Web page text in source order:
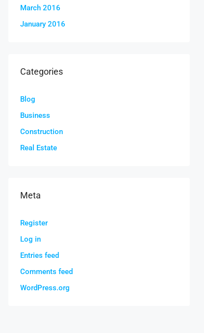
March 2016
January 2016
Categories
Blog
Business
Construction
Real Estate
Meta
Register
Log in
Entries feed
Comments feed
WordPress.org